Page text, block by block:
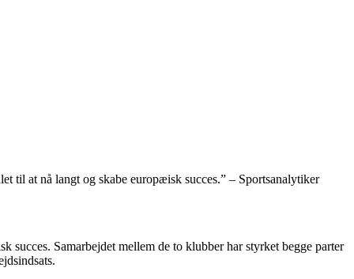
til at nå langt og skabe europæisk succes.” – Sportsanalytiker
Samarbejdet mellem de to klubber har styrket begge parter